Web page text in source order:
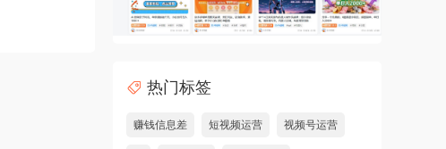
热门标签
赚钱信息差 短视频运营 视频号运营